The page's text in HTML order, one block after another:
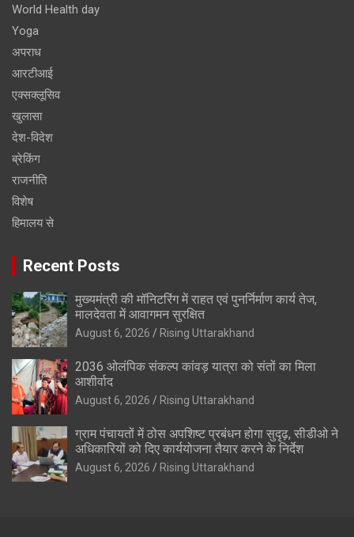
World Health day
Yoga
अपराध
आरटीआई
एक्सक्लूसिव
खुलासा
देश-विदेश
ब्रेकिंग
राजनीति
विशेष
हिमालय से
Recent Posts
मुख्यमंत्री की मॉनिटरिंग में राहत एवं पुनर्निर्माण कार्य तेज,
मालदेवता में आवागमन सुरक्षित
August 6, 2026 Rising Uttarakhand
2036 ओलंपिक संकल्प कांवड़ यात्रा को संतों का मिला
आशीर्वाद
August 6, 2026 Rising Uttarakhand
ग्राम पंचायतों में ठोस अपशिष्ट प्रबंधन होगा सुदृढ़, सीडीओ ने
अधिकारियों को दिए कार्ययोजना तैयार करने के निर्देश
August 6, 2026 Rising Uttarakhand